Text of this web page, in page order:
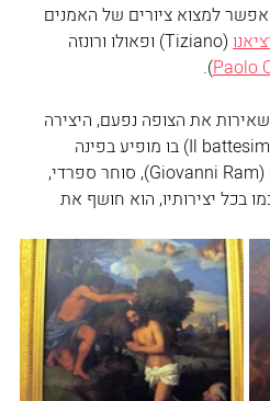
אפשר למצוא ציורים של האמנים
(Tiziano) ופאולו ורונזה
Paolo
).
את הצופה נפעם, היצירה
"טבילתו של ישו" (Il battesimo di Cristo) בו מופיע בפינה
הימנית התחתונה, ג'ובאני ראם (Giovanni Ram), סוחר ספרדי,
בכל יצירותיו, הוא חושף את